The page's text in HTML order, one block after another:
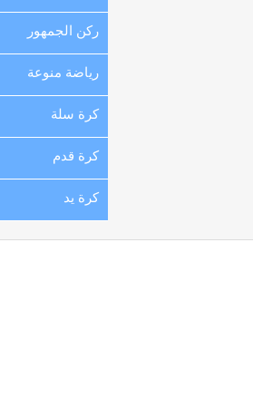
ركن الجمهور
رياضة منوعة
كرة سلة
كرة قدم
كرة يد